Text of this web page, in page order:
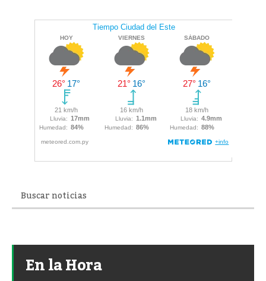
En la Hora